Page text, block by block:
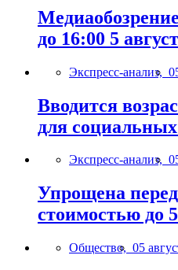
до 16:00 5
Экспресс-анализ,
Вводится
для социальных
Экспресс-анализ,
Упрощена
стоимостью до
Общество, 05